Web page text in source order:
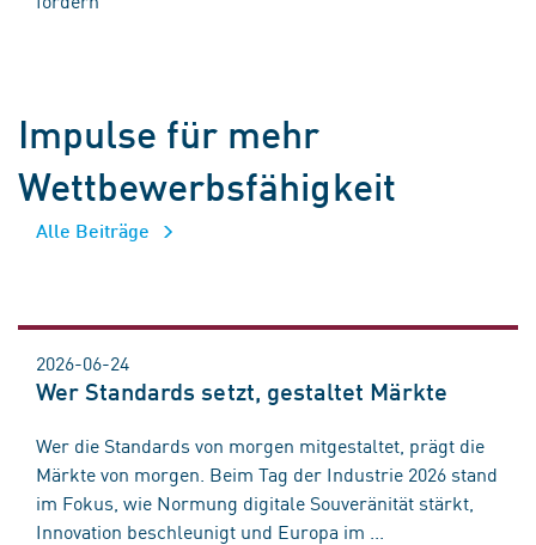
Impulse für mehr
Wettbewerbsfähigkeit
Alle Beiträge
2026-06-24
Wer Standards setzt, gestaltet Märkte
Wer die Standards von morgen mitgestaltet, prägt die
Märkte von morgen. Beim Tag der Industrie 2026 stand
im Fokus, wie Normung digitale Souveränität stärkt,
Innovation beschleunigt und Europa im ...